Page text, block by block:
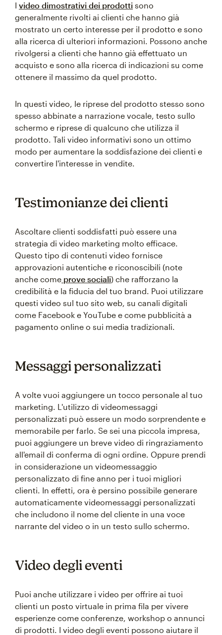
I video dimostrativi dei prodotti sono
generalmente rivolti ai clienti che hanno già
mostrato un certo interesse per il prodotto e sono
alla ricerca di ulteriori informazioni. Possono anche
rivolgersi a clienti che hanno già effettuato un
acquisto e sono alla ricerca di indicazioni su come
ottenere il massimo da quel prodotto.
In questi video, le riprese del prodotto stesso sono
spesso abbinate a narrazione vocale, testo sullo
schermo e riprese di qualcuno che utilizza il
prodotto. Tali video informativi sono un ottimo
modo per aumentare la soddisfazione dei clienti e
convertire l'interesse in vendite.
Testimonianze dei clienti
Ascoltare clienti soddisfatti può essere una
strategia di video marketing molto efficace.
Questo tipo di contenuti video fornisce
approvazioni autentiche e riconoscibili (note
anche come prove sociali) che rafforzano la
credibilità e la fiducia del tuo brand. Puoi utilizzare
questi video sul tuo sito web, su canali digitali
come Facebook e YouTube e come pubblicità a
pagamento online o sui media tradizionali.
Messaggi personalizzati
A volte vuoi aggiungere un tocco personale al tuo
marketing. L'utilizzo di videomessaggi
personalizzati può essere un modo sorprendente e
memorabile per farlo. Se sei una piccola impresa,
puoi aggiungere un breve video di ringraziamento
all'email di conferma di ogni ordine. Oppure prendi
in considerazione un videomessaggio
personalizzato di fine anno per i tuoi migliori
clienti. In effetti, ora è persino possibile generare
automaticamente videomessaggi personalizzati
che includono il nome del cliente in una voce
narrante del video o in un testo sullo schermo.
Video degli eventi
Puoi anche utilizzare i video per offrire ai tuoi
clienti un posto virtuale in prima fila per vivere
esperienze come conferenze, workshop o annunci
di prodotti. I video degli eventi possono aiutare il